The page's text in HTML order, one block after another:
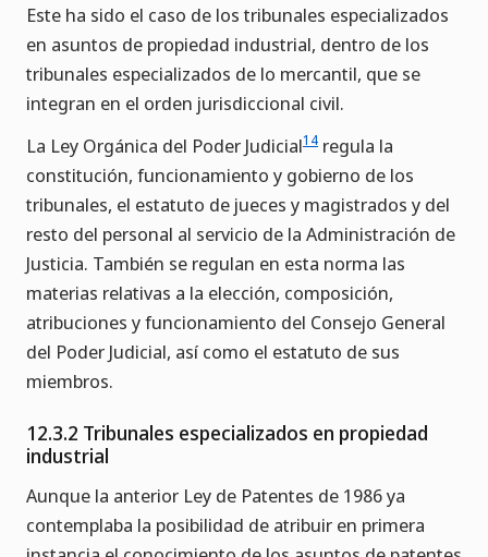
Este ha sido el caso de los tribunales especializados
en asuntos de propiedad industrial, dentro de los
tribunales especializados de lo mercantil, que se
integran en el orden jurisdiccional civil.
La Ley Orgánica del Poder Judicial14 regula la
constitución, funcionamiento y gobierno de los
tribunales, el estatuto de jueces y magistrados y del
resto del personal al servicio de la Administración de
Justicia. También se regulan en esta norma las
materias relativas a la elección, composición,
atribuciones y funcionamiento del Consejo General
del Poder Judicial, así como el estatuto de sus
miembros.
12.3.2 Tribunales especializados en propiedad
industrial
Aunque la anterior Ley de Patentes de 1986 ya
contemplaba la posibilidad de atribuir en primera